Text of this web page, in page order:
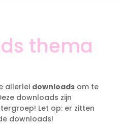
thema
allerlei downloadsom te
downloads zijn
Let op: er zitten
downloads!